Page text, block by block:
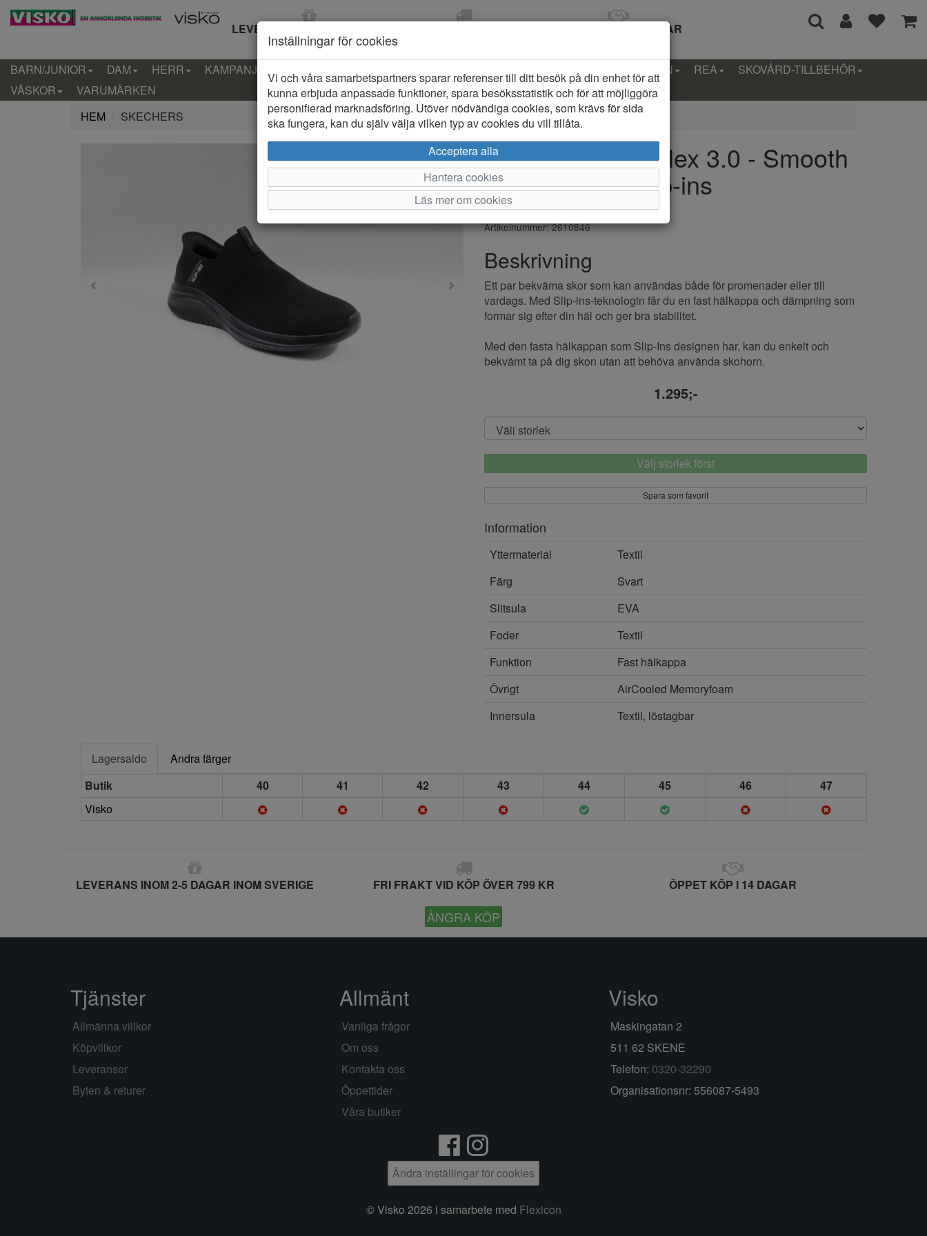
LEVERANS INOM 2-5 DAGAR ÖPPET KÖP I 14 DAGAR
BARN/JUNIOR DAM HERR KAMPANJ KLÄDER-BARN PROVKOLLEKTION REA
SKOVÅRD-TILLBEHÖR
VÄSKOR
VARUMÄRKEN
HEM
SKECHERS
Skechers Ultra Flex 3.0 - Smooth
Step 232450 Slip-ins
Varumärke: Skechers
Artikelnummer: 2610846
Beskrivning
Ett par bekväma skor som kan användas både för promenader eller till
vardags. Med Slip-ins-teknologin får du en fast hälkappa och dämpning som
formar sig efter din häl och ger bra stabilitet.
Med den fasta hälkappan som Slip-Ins designen har, kan du enkelt och
bekvämt ta på dig skon utan att behöva använda skohorn.
1.295;-
Välj storlek först
Spara som favorit
Information
Yttermaterial
Textil
Färg
Svart
Slitsula
EVA
Foder
Textil
Funktion
Fast hälkappa
Övrigt
AirCooled Memoryfoam
Innersula
Textil, löstagbar
Lagersaldo
Andra färger
Butik
40 41 42 43 44 45 46
47
Visko
LEVERANS INOM 2-5 DAGAR INOM SVERIGE FRI FRAKT VID KÖP ÖVER 799 KR ÖPPET KÖP I 14 DAGAR
ÅNGRA KÖP
Inställningar för cookies
Vi och våra samarbetspartners sparar referenser till ditt besök på din enhet för att
kunna erbjuda anpassade funktioner, spara besöksstatistik och för att möjliggöra
personifierad marknadsföring. Utöver nödvändiga cookies, som krävs för sida
ska fungera, kan du själv välja vilken typ av cookies du vill tillåta.
Acceptera alla
Hantera cookies
Läs mer om cookies
Tjänster
Allmänna villkor
Köpvillkor
Leveranser
Byten & returer
Allmänt
Vanliga frågor
Om oss
Kontakta oss
Öppettider
Våra butiker
Visko
Maskingatan 2
511 62 SKENE
Telefon: 0320-32290
Organisationsnr: 556087-5493
Ändra inställingar för cookies
© Visko 2026 i samarbete med Flexicon